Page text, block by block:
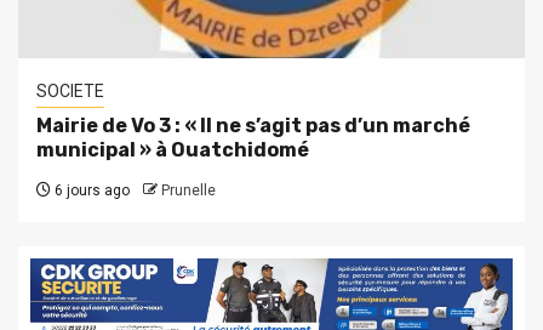
SOCIETE
Mairie de Vo 3 : « Il ne s’agit pas d’un marché
municipal » à Ouatchidomé
6 jours ago Prunelle